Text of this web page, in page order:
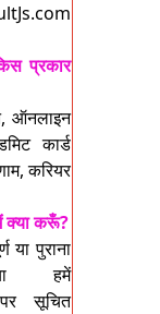
प्रकार
ऑनलाइन
कार्ड
करियर
क्या करूँ?
या पुराना
हमें
सूचित